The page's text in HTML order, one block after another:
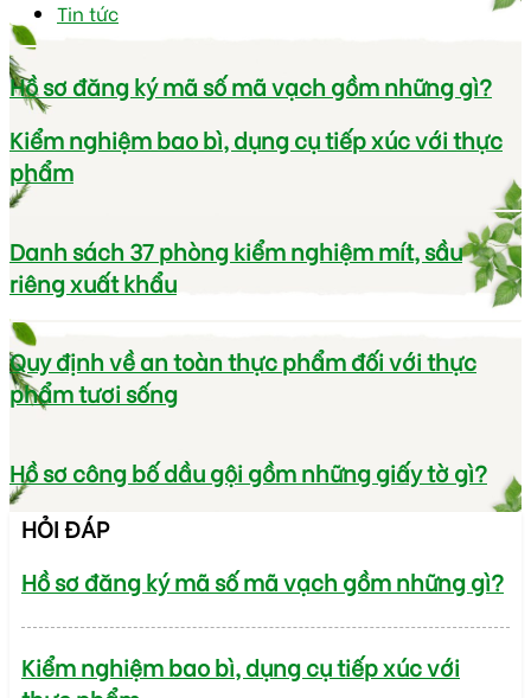
Tin tức
Hồ sơ đăng ký mã số mã vạch gồm những gì?
Kiểm nghiệm bao bì, dụng cụ tiếp xúc với thực
phẩm
Danh sách 37 phòng kiểm nghiệm mít, sầu
riêng xuất khẩu
Quy định về an toàn thực phẩm đối với thực
phẩm tươi sống
Hồ sơ công bố dầu gội gồm những giấy tờ gì?
HỎI ĐÁP
Hồ sơ đăng ký mã số mã vạch gồm những gì?
Kiểm nghiệm bao bì, dụng cụ tiếp xúc với